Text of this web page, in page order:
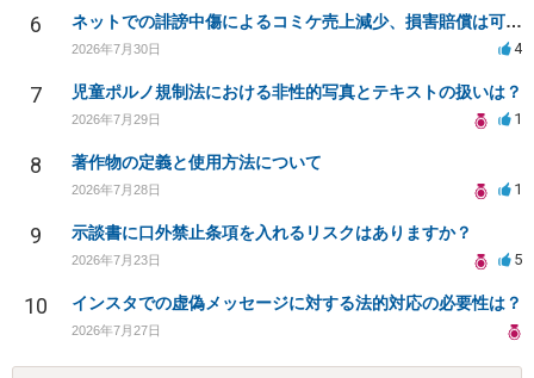
6 ネットでの誹謗中傷によるコミケ売上減少、損害賠償は可能か？
2026年7月30日 4
7 児童ポルノ規制法における非性的写真とテキストの扱いは？
2026年7月29日 1
8 著作物の定義と使用方法について
2026年7月28日 1
9 示談書に口外禁止条項を入れるリスクはありますか？
2026年7月23日 5
10 インスタでの虚偽メッセージに対する法的対応の必要性は？
2026年7月27日